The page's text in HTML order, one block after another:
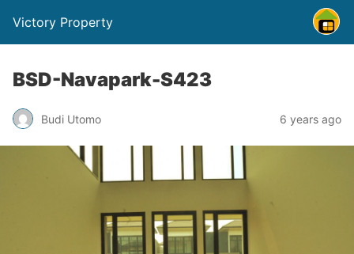
Victory Property
BSD-Navapark-S423
Budi Utomo 6 years ago